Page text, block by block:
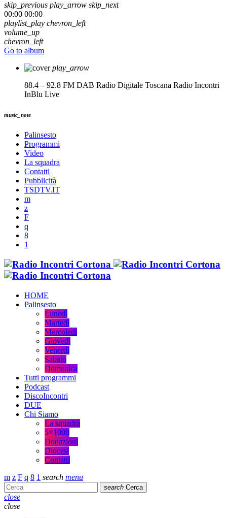
skip_previous play_arrow skip_next
00:00 00:00
playlist_play chevron_left
volume_up
chevron_left
Go to album
play_arrow
88.4 – 92.8 FM DAB Radio Digitale Toscana Radio Incontri
InBlu Live
music_note
Palinsesto
Programmi
Video
La squadra
Contatti
Pubblicità
TSDTV.IT
HOME
Palinsesto
Lunedì
Martedì
Mercoledì
Giovedì
Venerdì
Sabato
Domenica
Tutti programmi
Podcast
DiscoIncontri
DUE
Chi Siamo
La squadra
5×1000
Donazioni
Diocesi
Contatti
search menu
search Cerca
close
close